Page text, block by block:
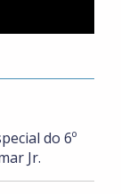
do 6º
Jr.